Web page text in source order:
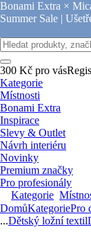
Bonami Extra ×
Summer Sale |
300 Kč pro vás
Kategorie
Místnosti
Bonami Extra
Inspirace
Slevy & Outlet
Návrh interiéru
Novinky
Premium značky
Pro profesionály
Kategorie
DomůKategoriePro
...Dětský ložní textil